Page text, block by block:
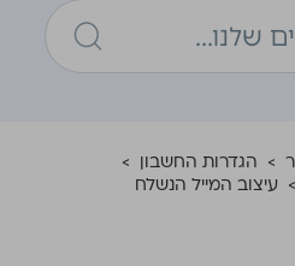
> הגדרות החשבון >
> עיצוב המייל הנשלח